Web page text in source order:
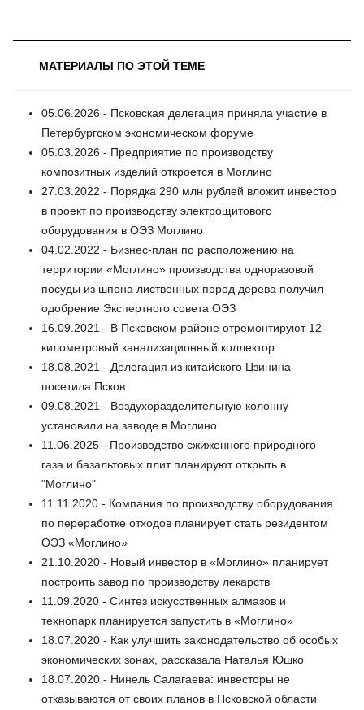
МАТЕРИАЛЫ ПО ЭТОЙ ТЕМЕ
05.06.2026 - Псковская делегация приняла участие в
Петербургском экономическом форуме
05.03.2026 - Предприятие по производству
композитных изделий откроется в Моглино
27.03.2022 - Порядка 290 млн рублей вложит инвестор
в проект по производству электрощитового
оборудования в ОЭЗ Моглино
04.02.2022 - Бизнес-план по расположению на
территории «Моглино» производства одноразовой
посуды из шпона лиственных пород дерева получил
одобрение Экспертного совета ОЭЗ
16.09.2021 - В Псковском районе отремонтируют 12-
километровый канализационный коллектор
18.08.2021 - Делегация из китайского Цзинина
посетила Псков
09.08.2021 - Воздухоразделительную колонну
установили на заводе в Моглино
11.06.2025 - Производство сжиженного природного
газа и базальтовых плит планируют открыть в
"Моглино"
11.11.2020 - Компания по производству оборудования
по переработке отходов планирует стать резидентом
ОЭЗ «Моглино»
21.10.2020 - Новый инвестор в «Моглино» планирует
построить завод по производству лекарств
11.09.2020 - Синтез искусственных алмазов и
технопарк планируется запустить в «Моглино»
18.07.2020 - Как улучшить законодательство об особых
экономических зонах, рассказала Наталья Юшко
18.07.2020 - Нинель Салагаева: инвесторы не
отказываются от своих планов в Псковской области